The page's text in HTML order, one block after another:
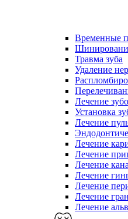
Временные
Травма зуба
Удаление
Лечение
Установка
Лечение
Лечение
Лечение
Лечение
Лечение
Лечение
Лечение
Лечение